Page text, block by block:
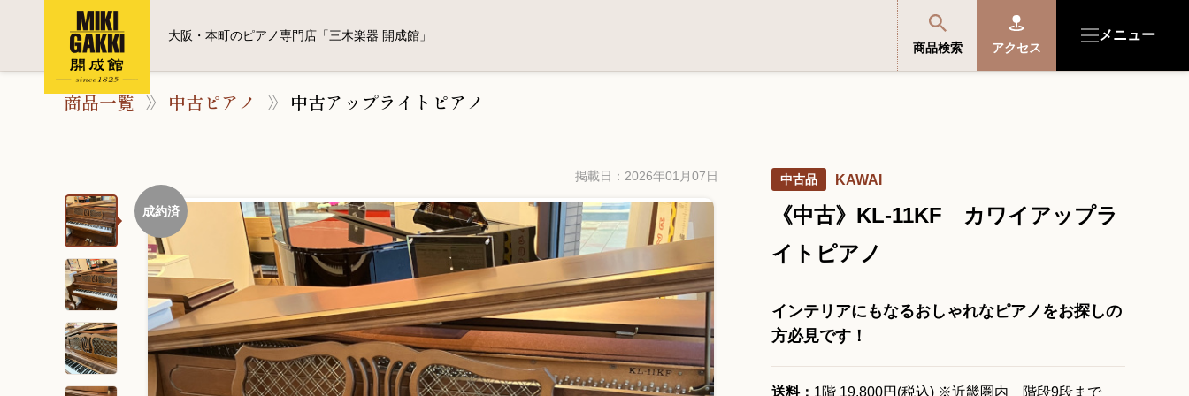
商品検索 アクセス
メニュー
大阪・本町のピアノ専門店「三木楽器 開成館」
便利なサービス
開成館を知る
音楽教室・イベント情報
サポート・購入特典
商品一覧 中古ピアノ 中古アップライトピアノ
掲載日：2026年01月07日
成約済
中古品 KAWAI
《中古》KL-11KF カワイアップラ
イトピアノ
インテリアにもなるおしゃれなピアノをお探しの
方必見です！
送料： 1階 19,800円(税込) ※近畿圏内 階段9段まで